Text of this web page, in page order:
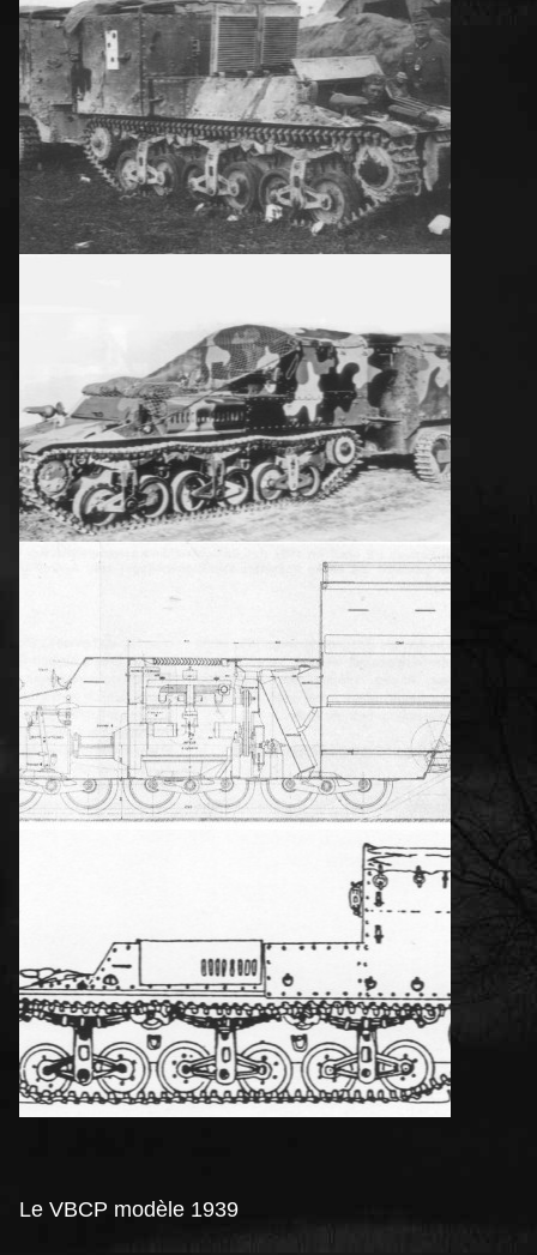
Le VBCP modèle 1939